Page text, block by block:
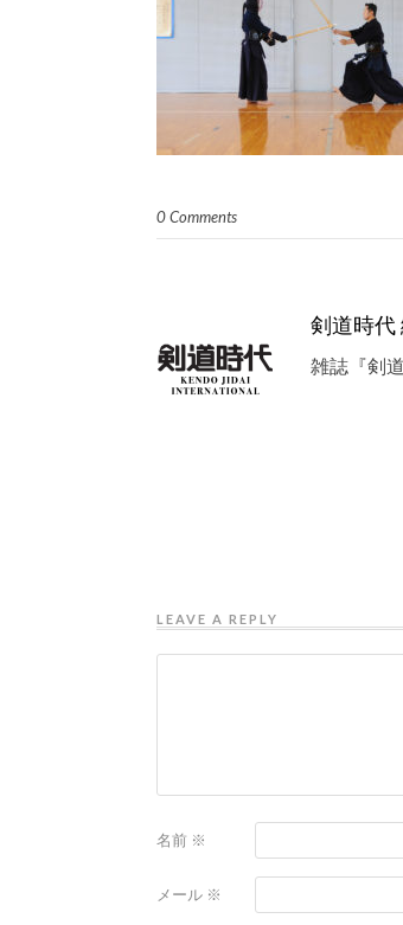
0 Comments
剣道時代
雑誌『剣
LEAVE A REPLY
名前 ※
メール ※